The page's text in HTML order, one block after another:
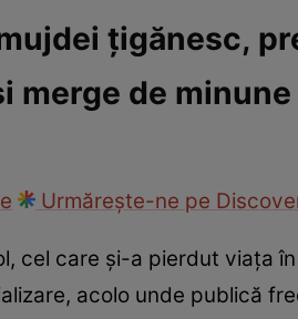
Travel
țigănesc,
merge de
Urmărește-ne pe
cel care și-a pierdut viața
acolo unde publică